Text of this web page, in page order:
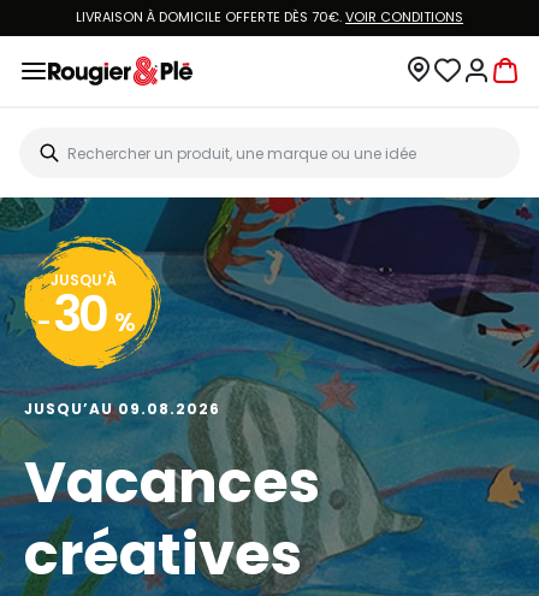
LIVRAISON À DOMICILE OFFERTE DÈS 70€.VOIR CONDITIONS
JUSQU'À
- 30 %
JUSQU’AU 09.08.2026
Vacances
créatives